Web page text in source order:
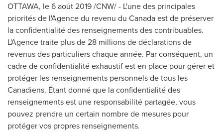
OTTAWA, le 6 août 2019 /CNW/ - L'une des principales
priorités de l'Agence du revenu du Canadaest de préserver
la confidentialité des renseignements des contribuables.
L'Agence traite plus de 28 millions de déclarations de
revenus des particuliers chaque année. Par conséquent, un
cadre de confidentialité exhaustif est en place pour gérer et
protéger les renseignements personnels de tous les
Canadiens. Étant donné que la confidentialité des
renseignements est une responsabilité partagée, vous
pouvez prendre un certain nombre de mesures pour
protéger vos propres renseignements.